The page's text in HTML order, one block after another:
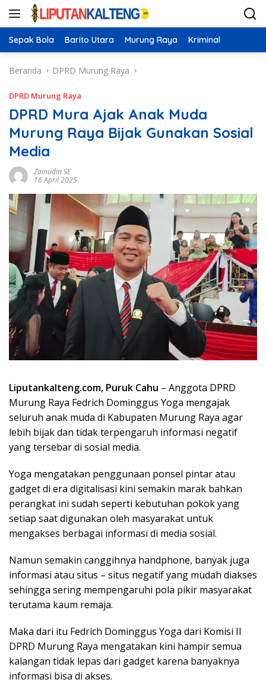
Langsung
Sepak Bola Barito Utara Murung Raya Kriminal
Beranda DPRD Murung Raya
DPRD Murung Raya
DPRD Mura Ajak Anak Muda
Murung Raya Bijak Gunakan Sosial
Media
Zainudin SE
16 April 2025
Liputankalteng.com, Puruk Cahu – Anggota DPRD
Murung Raya Fedrich Dominggus Yoga mengajak
seluruh anak muda di Kabupaten Murung Raya agar
lebih bijak dan tidak terpengaruh informasi negatif
yang tersebar di sosial media.
Yoga mengatakan penggunaan ponsel pintar atau
gadget di era digitalisasi kini semakin marak bahkan
perangkat ini sudah seperti kebutuhan pokok yang
setiap saat digunakan oleh masyarakat untuk
mengakses berbagai informasi di media sosial.
Namun semakin canggihnya handphone, banyak juga
informasi atau situs – situs negatif yang mudah diakses
sehingga sering mempengaruhi pola pikir masyarakat
terutama kaum remaja.
Maka dari itu Fedrich Dominggus Yoga dari Komisi II
DPRD Murung Raya mengatakan kini hampir semua
kalangan tidak lepas dari gadget karena banyaknya
informasi bisa di akses.